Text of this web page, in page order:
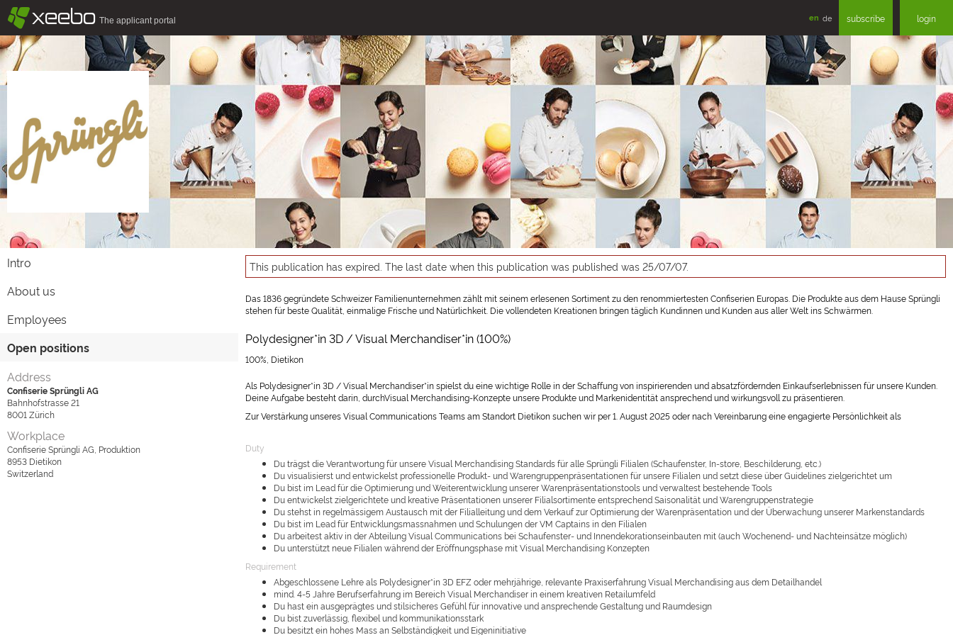
§xeebo The applicant portal en de subscribe login
Intro
About us
Employees
Open positions
Address
Confiserie Sprüngli AG
Bahnhofstrasse 21
8001 Zürich
Workplace
Confiserie Sprüngli AG, Produktion
8953 Dietikon
Switzerland
This publication has expired. The last date when this publication was published was 25/07/07.
Das 1836 gegründete Schweizer Familienunternehmen zählt mit seinem erlesenen Sortiment zu den renommiertesten Confiserien Europas. Die Produkte aus dem Hause Sprüngli
stehen für beste Qualität, einmalige Frische und Natürlichkeit. Die vollendeten Kreationen bringen täglich Kundinnen und Kunden aus aller Welt ins Schwärmen.
Polydesigner*in 3D / Visual Merchandiser*in (100%)
100%, Dietikon
Als Polydesigner*in 3D / Visual Merchandiser*in spielst du eine wichtige Rolle in der Schaffung von inspirierenden und absatzfördernden Einkaufserlebnissen für unsere Kunden.
Deine Aufgabe besteht darin, durchVisual Merchandising-Konzepte unsere Produkte und Markenidentität ansprechend und wirkungsvoll zu präsentieren.
Zur Verstärkung unseres Visual Communications Teams am Standort Dietikon suchen wir per 1. August 2025 oder nach Vereinbarung eine engagierte Persönlichkeit als
Duty
Du trägst die Verantwortung für unsere Visual Merchandising Standards für alle Sprüngli Filialen (Schaufenster, In-store, Beschilderung, etc.)
Du visualisierst und entwickelst professionelle Produkt- und Warengruppenpräsentationen für unsere Filialen und setzt diese über Guidelines zielgerichtet um
Du bist im Lead für die Optimierung und Weiterentwicklung unserer Warenpräsentationstools und verwaltest bestehende Tools
Du entwickelst zielgerichtete und kreative Präsentationen unserer Filialsortimente entsprechend Saisonalität und Warengruppenstrategie
Du stehst in regelmässigem Austausch mit der Filialleitung und dem Verkauf zur Optimierung der Warenpräsentation und der Überwachung unserer Markenstandards
Du bist im Lead für Entwicklungsmassnahmen und Schulungen der VM Captains in den Filialen
Du arbeitest aktiv in der Abteilung Visual Communications bei Schaufenster- und Innendekorationseinbauten mit (auch Wochenend- und Nachteinsätze möglich)
Du unterstützt neue Filialen während der Eröffnungsphase mit Visual Merchandising Konzepten
Requirement
Abgeschlossene Lehre als Polydesigner*in 3D EFZ oder mehrjährige, relevante Praxiserfahrung Visual Merchandising aus dem Detailhandel
mind. 4-5 Jahre Berufserfahrung im Bereich Visual Merchandiser in einem kreativen Retailumfeld
Du hast ein ausgeprägtes und stilsicheres Gefühl für innovative und ansprechende Gestaltung und Raumdesign
Du bist zuverlässig, flexibel und kommunikationsstark
Du besitzt ein hohes Mass an Selbständigkeit und Eigeninitiative